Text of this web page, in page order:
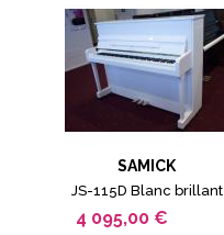
SAMICK
JS-115D Blanc brillant
4 095,00 €